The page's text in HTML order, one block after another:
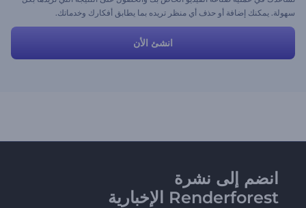
سهولة. يمكنك إضافة أو حذف أي منظر تريده بما يطابق أفكارك وخدماتك.
انشئ الأن
انضم إلى نشرة
Renderforest الإخبارية